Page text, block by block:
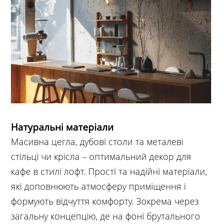
Натуральні матеріали
Масивна цегла, дубові столи та металеві
стільці чи крісла – оптимальний декор для
кафе в стилі лофт. Прості та надійні матеріали,
які доповнюють атмосферу приміщення і
формують відчуття комфорту. Зокрема через
загальну концепцію, де на фоні брутального